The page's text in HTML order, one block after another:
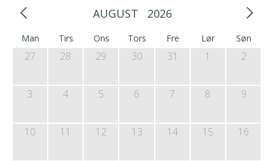
AUGUST 2026
Man Tirs Ons Tors Fre Lør Søn
27 28 29 30 31 1 2
3 4 5 6 7 8 9
10 11 12 13 14 15 16